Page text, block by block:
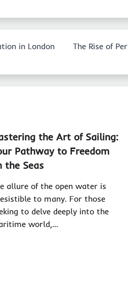
in London
The Rise of
the Art of Sailing:
Pathway to Freedom
the Seas
allure of the open water is
to many. For those
to delve deeply into the
world,…